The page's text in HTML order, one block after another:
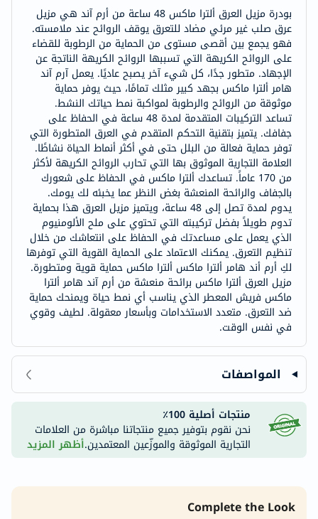
بودرة مزيل العرق ألترا ماكس 48 ساعة من أرم آند هي مزيل
عرق صلب غير مرئي مضاد للتعرق يوقف الروائح عند ملامسته.
فهو يجمع بين أقصى مستوى من الحماية من الرطوبة للقضاء
على الروائح الكريهة التي تسببها الروائح الكريهة الناتجة عن
الإجهاد. متطور جدًا، كل شيء آخر يصبح عاديًا. يعمل آرم آند
هامر ألترا ماكس بجهد كبير مثلك تمامًا، حيث يوفر حماية
موثوقة من الروائح والرطوبة لمواكبة نمط حياتك النشط.
تساعد التركيبات المتقدمة لمدة 48 ساعة في الحفاظ على
جفافك. يتميز بتقنية التحكم المتقدم في العرق المتطورة التي
توفر حماية فعالة من البلل حتى في أكثر أنماط الحياة نشاطًا.
العلامة التجارية الموثوق بها التي تحارب الروائح الكريهة لأكثر
من 170 عاماً. تساعدك ألترا ماكس في الحفاظ على شعورك
بالجفاف والرائحة المنعشة بغض النظر عما يخبئه لك يومك.
يدوم لمدة تصل إلى 48 ساعة، ويتميز مزيل العرق هذا بحماية
تدوم طويلاً بفضل تركيبته التي تحتوي على ملح الألومنيوم
الذي يعمل على مساعدتك في الحفاظ على انتعاشك من خلال
تنظيم التعرق. يمكنك الاعتماد على الحماية القوية التي توفرها
لكِ أرم أند هامر ألترا ماكس ألترا ماكس حماية قوية ومتطورة.
مزيل العرق ألترا ماكس برائحة منعشة من أرم آند هامر ألترا
ماكس فريش المعطر الذي يناسب أي نمط حياة ويمنحك حماية
ضد التعرق. متعدد الاستخدامات وبأسعار معقولة. لطيف وقوي
في نفس الوقت.
المواصفات
منتجات أصلية 100٪
نحن نقوم بتوفير جميع منتجاتنا مباشرة من العلامات
التجارية الموثوقة والموزّعين المعتمدين.أظهر المزيد
Complete the Look